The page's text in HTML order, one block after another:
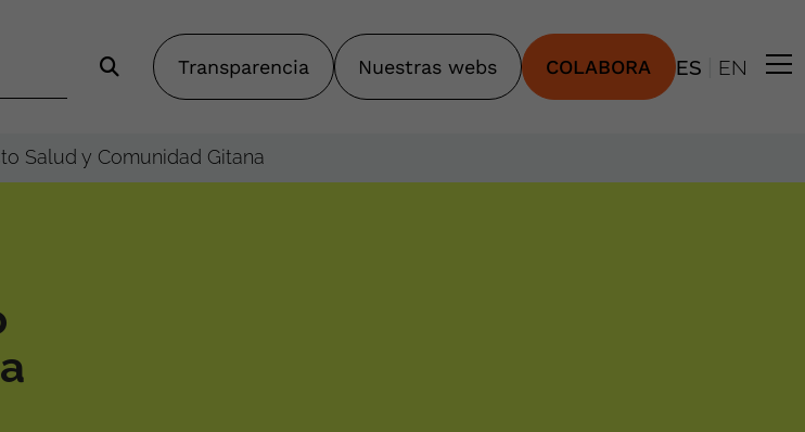
Transparencia Nuestras webs COLABORA ES EN
Salud y Comunidad Gitana